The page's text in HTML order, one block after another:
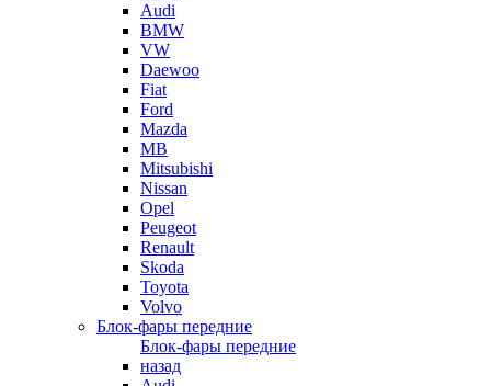
Audi
BMW
VW
Daewoo
Fiat
Ford
Mazda
MB
Mitsubishi
Nissan
Opel
Peugeot
Renault
Skoda
Toyota
Volvo
Блок-фары передние
Блок-фары передние
назад